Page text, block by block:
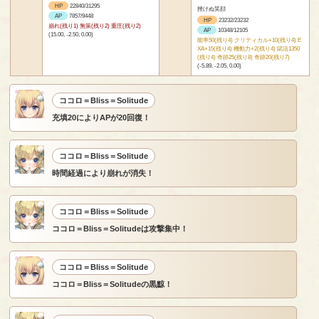
HP
22840/31295
AP
7857/9448
崩れ(残り1) 無策(残り2) 重圧(残り2)
(15.00, -2.50, 0.00)
挫けぬ笑顔
HP
23232/23232
AP
10348/12105
能率50(残り4) クリティカル+10(残り4) E
XA+15(残り4) 機動力+2(残り4) 賦活1350
(残り4) 奇跡25(残り8) 奇跡20(残り7)
(-5.89, -2.05, 0.00)
ココロ＝Bliss＝Solitude
充填20によりAPが20回復！
ココロ＝Bliss＝Solitude
時間経過により崩れが消失！
ココロ＝Bliss＝Solitude
ココロ＝Bliss＝Solitudeは攻撃集中！
ココロ＝Bliss＝Solitude
ココロ＝Bliss＝Solitudeの黒黥！